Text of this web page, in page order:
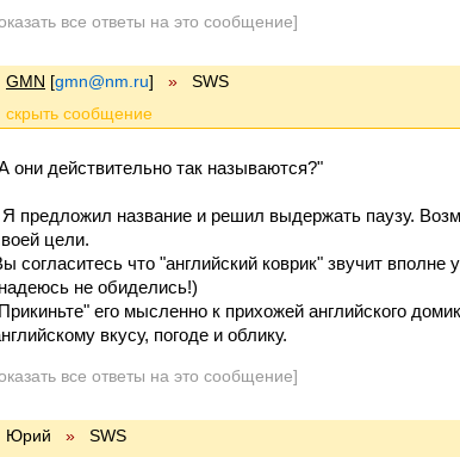
все ответы на это сообщение]
GMN [gmn@nm.ru] » SWS
они действительно так называются?"
предложил название и решил выдержать паузу.
цели.
согласитесь что "английский коврик" звучит
не обиделись!)
его мысленно к прихожей английского
вкусу, погоде и облику.
все ответы на это сообщение]
Юрий » SWS